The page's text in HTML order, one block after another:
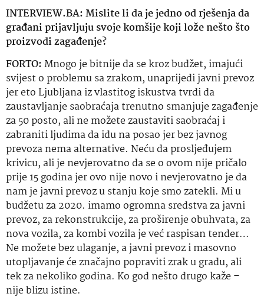
INTERVIEW.BA: Mislite li da je jedno od rješenja da
građani prijavljuju svoje komšije koji lože nešto što
proizvodi zagađenje?
FORTO:Mnogo je bitnije da se kroz budžet, imajući
svijest o problemu sa zrakom, unaprijedi javniprevoz
jer eto Ljubljana iz vlastitog iskustva tvrdi da
zaustavljanje saobraćaja trenutno smanjuje zagađenje
za 50 posto, ali ne možete zaustaviti saobraćaj i
zabraniti ljudima da idu na posao jer bez javnog
prevozanema alternative. Neću da prosljeđujem
krivicu, ali jenevjerovatnoda se o ovom nije pričalo
prije 15 godina jer ovo nije novo inevjerovatno je da
nam je javniprevozu stanju koje smo zatekli. Mi u
budžetu za 2020. imamo ogromna sredstva za javni
prevoz, za rekonstrukcije, za proširenje obuhvata, za
nova vozila, za kombi vozila je već raspisan tender…
Ne možete bez ulaganje, a javniprevozi masovno
utopljavanje će značajno popraviti zrak u gradu, ali
tek za nekoliko godina. Ko god nešto drugo kaže –
nije blizu istine.